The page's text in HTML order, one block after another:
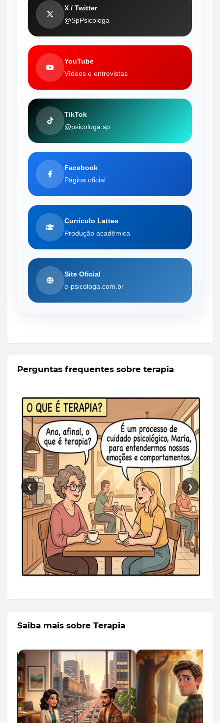
X / Twitter
@SpPsicologa
YouTube
Vídeos e entrevistas
TikTok
@psicologa.sp
Facebook
Página oficial
Currículo Lattes
Produção acadêmica
Site Oficial
e-psicologa.com.br
Perguntas frequentes sobre terapia
❮ ❯
Saiba mais sobre Terapia